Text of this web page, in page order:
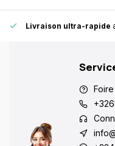
Livraison ultra-rapide